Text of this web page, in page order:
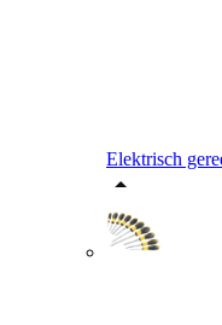
Elektrisch